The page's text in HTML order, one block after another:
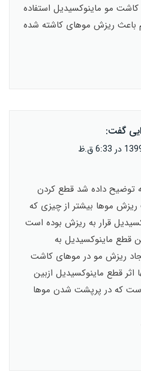
کاشت مو ماینوکسیدیل استفاده
قطع کنیم باعث ریزش موهای کاشته شده
گفت:
توضیح داده شد قطع کردن
ریزش موها بیشتر از چیزی که
قرار به ریزش بوده است
قطع ماینوکسیدیل به
ریزش مو در موهای کاشت
اثر قطع ماینوکسیدیل ازبین
است که در پرپشت شدن موها